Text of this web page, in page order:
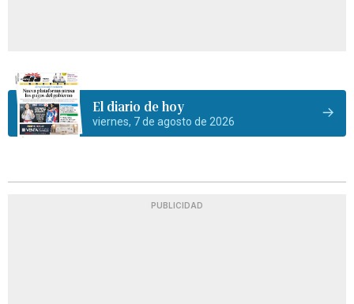
El diario de hoy
viernes, 7 de agosto de 2026
PUBLICIDAD